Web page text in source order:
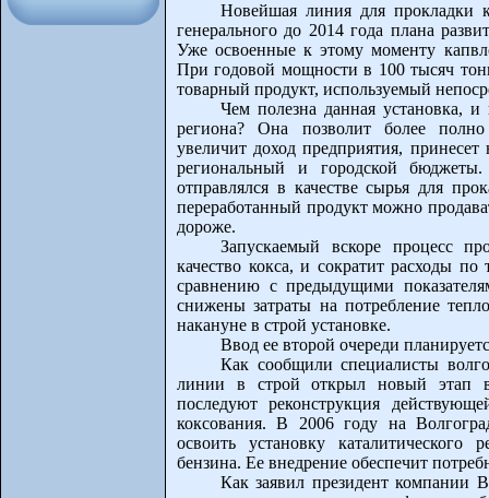
Новейшая линия для прокладки
генерального до 2014 года плана
Уже освоенные к этому моменту
При годовой мощности в 100 тысяч
товарный продукт, используемый
Чем полезна данная установка,
региона? Она позволит более полно
увеличит доход предприятия,
региональный и городской
отправлялся в качестве сырья для
переработанный продукт можно
дороже.
Запускаемый вскоре процесс
качество кокса, и сократит расходы
сравнению с предыдущими
снижены затраты на потребление
накануне в строй установке.
Ввод ее второй очереди
Как сообщили специалисты
линии в строй открыл новый этап
последуют реконструкция
коксования. В 2006 году на
освоить установку каталитического
бензина. Ее внедрение обеспечит
Как заявил президент